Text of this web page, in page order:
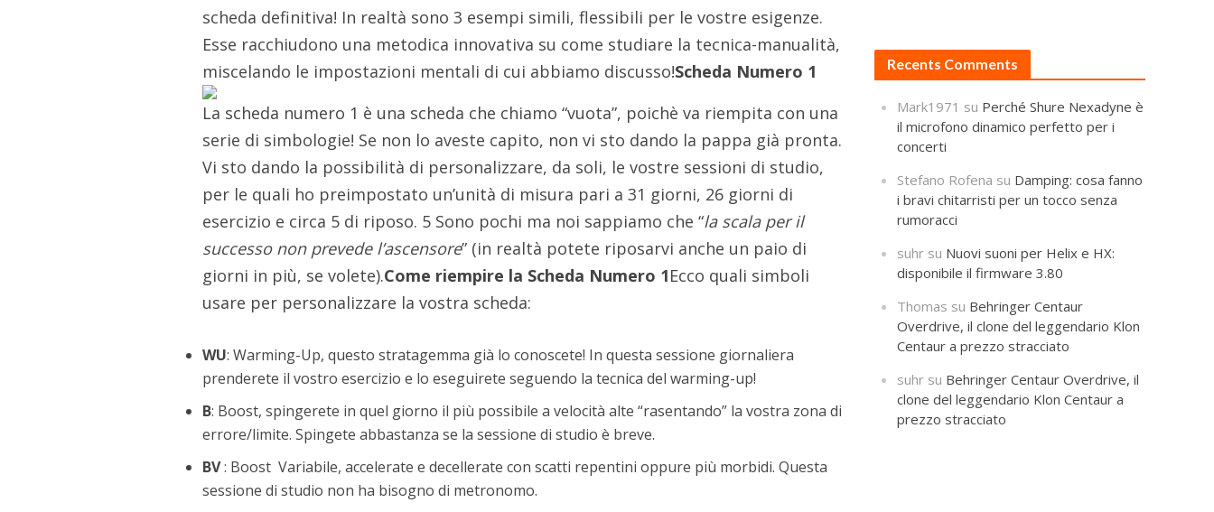
scheda definitiva! In realtà sono 3 esempi simili, flessibili per le vostre esigenze.
Esse racchiudono una metodica innovativa su come studiare la tecnica-manualità,
miscelando le impostazioni mentali di cui abbiamo discusso!Scheda Numero 1
La scheda numero 1 è una scheda che chiamo “vuota”, poichè va riempita con una
serie di simbologie! Se non lo aveste capito, non vi sto dando la pappa già pronta.
Vi sto dando la possibilità di personalizzare, da soli, le vostre sessioni di studio,
per le quali ho preimpostato un’unità di misura pari a 31 giorni, 26 giorni di
esercizio e circa 5 di riposo. 5 Sono pochi ma noi sappiamo che “la scala per il
successo non prevede l’ascensore” (in realtà potete riposarvi anche un paio di
giorni in più, se volete).Come riempire la Scheda Numero 1Ecco quali simboli
usare per personalizzare la vostra scheda:
WU: Warming-Up, questo stratagemma già lo conoscete! In questa sessione giornaliera
prenderete il vostro esercizio e lo eseguirete seguendo la tecnica del warming-up!
B: Boost, spingerete in quel giorno il più possibile a velocità alte “rasentando” la vostra zona di
errore/limite. Spingete abbastanza se la sessione di studio è breve.
BV: Boost Variabile, accelerate e decellerate con scatti repentini oppure più morbidi. Questa
sessione di studio non ha bisogno di metronomo.
Recents Comments
Mark1971 su Perché Shure Nexadyne è
il microfono dinamico perfetto per i
concerti
Stefano Rofena su Damping: cosa fanno
i bravi chitarristi per un tocco senza
rumoracci
suhr su Nuovi suoni per Helix e HX:
disponibile il firmware 3.80
Thomas su Behringer Centaur
Overdrive, il clone del leggendario Klon
Centaur a prezzo stracciato
suhr su Behringer Centaur Overdrive, il
clone del leggendario Klon Centaur a
prezzo stracciato